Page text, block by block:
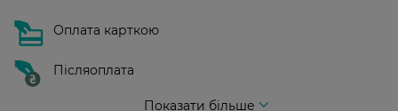
Оплата карткою
Післяоплата
Показати більше